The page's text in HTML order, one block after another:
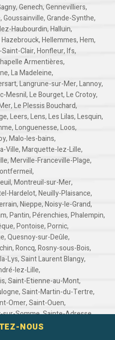
,Genech,Gennevilliers,
,Goussainville,Grande-Synthe,
Haubourdin,Halluin,
Hazebrouck,Hellemmes,Hem,
Clair,Honfleur,Ifs,
Armentières,
,La Madeleine,
,Langrune-sur-Mer,Lannoy,
Mesnil,Le Bourget,Le Crotoy,
,Le Plessis Bouchard,
,Leers,Lens,Les Lilas,Lesquin,
,Longuenesse,Loos,
,Malo-les-bains,
Ville,Marquette-lez-Lille,
,Merville-Franceville-Plage,
,
,Montreuil-sur-Mer,
Hardelot,Neuilly-Plaisance,
,Nieppe,Noisy-le-Grand,
,Pantin,Pérenchies,Phalempin,
,Pontoise,Pornic,
,Quesnoy-sur-Deûle,
,Roncq,Rosny-sous-Bois,
Lys,Saint Laurent Blangy,
lez-Lille,
,Saint-Etienne-au-Mont,
,Saint-Martin-du-Tertre,
Omer,Saint-Ouen,
sur-Somme,Sainte-Adresse,
,Sarcelles,Seclin
NOUS